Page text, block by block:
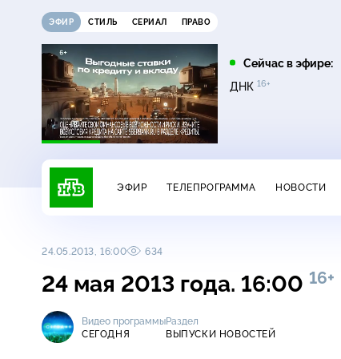
ЭФИР СТИЛЬ СЕРИАЛ ПРАВО
Сейчас в эфире:
ДНК 16+
07:00
Сегодня
07:35
Лесник. Своя земля
ЭФИР ТЕЛЕПРОГРАММА НОВОСТИ
24.05.2013, 16:00 634
24 мая 2013 года. 16:00 16+
Видео программы
СЕГОДНЯ
Раздел
ВЫПУСКИ НОВОСТЕЙ